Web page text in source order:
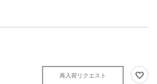
再入荷リクエスト